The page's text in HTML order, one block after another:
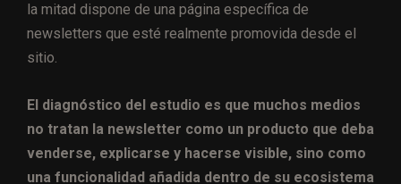
la mitad dispone de una página específica de
newsletters que esté realmente promovida desde el
sitio.
El diagnóstico del estudio es que muchos medios
no tratan la newsletter como un producto que deba
venderse, explicarse y hacerse visible, sino como
una funcionalidad añadida dentro de su ecosistema